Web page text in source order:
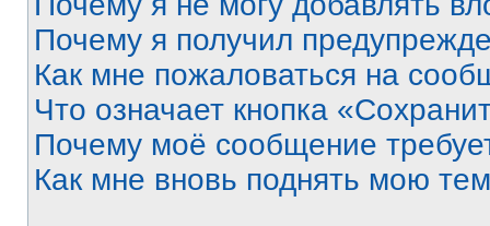
Почему я получил
Как мне пожаловаться на
Что означает кнопка
Почему моё сообщение
Как мне вновь поднять мою